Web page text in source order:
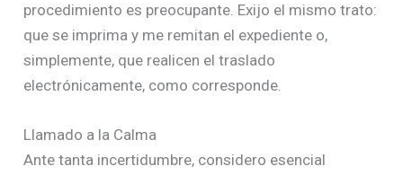
procedimiento es preocupante. Exijo el mismo trato:
que se imprima y me remitan el expediente o,
simplemente, que realicen el traslado
electrónicamente, como corresponde.
Llamado a la Calma
Ante tanta incertidumbre, considero esencial